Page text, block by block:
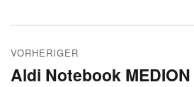
VORHERIGER
Vorheriger
Aldi Notebook MEDION